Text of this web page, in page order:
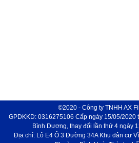
©2020 - Công ty TNHH AX
GPDKKD: 0316275106 Cấp ngày 15/05/
Bình Dương, thay đổi lần thứ 4 ngày
Địa chỉ: Lô E4 Ô 3 Đường 34A Khu dân cư